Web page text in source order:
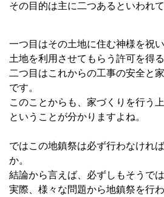
その目的は主に二つあるといわれて
一つ目はその土地に住む神様を祝い
土地を利用させてもらう許可を得る
二つ目はこれからの工事の安全と
です。
このことからも、家づくりを行う
ということが分かりますよね。
ではこの地鎮祭は必ず行わなけれ
か。
結論から言えば、必ずしもそうでは
実際、様々な問題から地鎮祭を行